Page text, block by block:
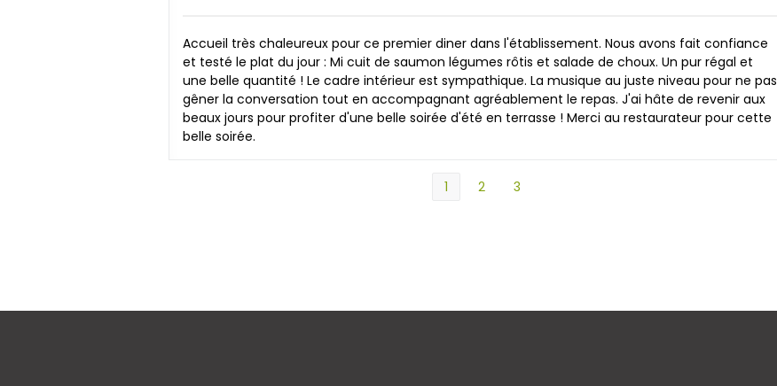
Accueil très chaleureux pour ce premier diner dans l'établissement. Nous avons fait confiance
et testé le plat du jour : Mi cuit de saumon légumes rôtis et salade de choux. Un pur régal et
une belle quantité ! Le cadre intérieur est sympathique. La musique au juste niveau pour ne pas
gêner la conversation tout en accompagnant agréablement le repas. J'ai hâte de revenir aux
beaux jours pour profiter d'une belle soirée d'été en terrasse ! Merci au restaurateur pour cette
belle soirée.
1 2 3